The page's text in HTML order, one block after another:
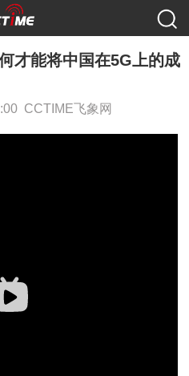
才能将中国在5G上的成
CCTIME飞象网